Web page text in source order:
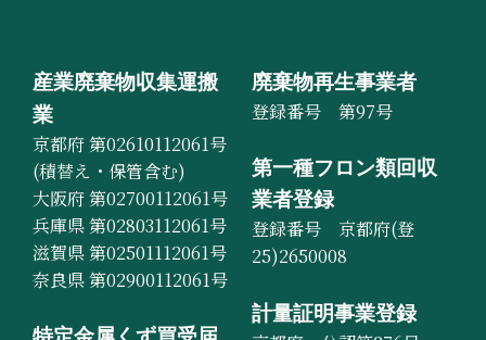
産業廃棄物収集運搬
業
京都府 第02610112061号
(積替え・保管含む)
大阪府 第02700112061号
兵庫県 第02803112061号
滋賀県 第02501112061号
奈良県 第02900112061号
廃棄物再生事業者
登録番号 第97号
第一種フロン類回収
業者登録
登録番号 京都府(登
25)2650008
計量証明事業登録